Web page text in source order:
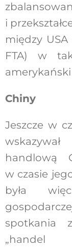
i
między USA
FTA) w
Chiny
Jeszcze w
handlową
w czasie
była
spotkania